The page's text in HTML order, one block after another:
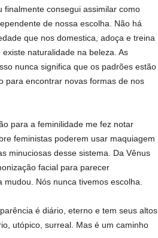
consegui assimilar como
de nossa escolha. Não há
que nos domestica, adoça e treina
naturalidade na beleza. As
nunca significa que os padrões estão
para encontrar novas formas de nos
para a feminilidade me fez notar
feministas poderem usar maquiagem
minuciosas desse sistema. Da Vênus
facial para parecer
Nós nunca tivemos escolha.
é diário, eterno e tem seus altos
utópico, surreal. Mas é um caminho